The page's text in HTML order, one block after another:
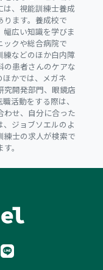
は、視能訓練士養成
ります。養成校で
広い知識を学びま
ックや総合病院で
練などのほか白内障
の患者さんのケアな
ほかでは、メガネ
究開発部門、眼鏡店
活動をする際は、
わせ、自分に合った
ジョブソエルのよ
練士の求人が検索で
。